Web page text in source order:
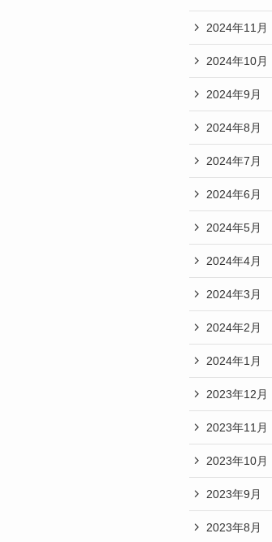
2024年11月
2024年10月
2024年9月
2024年8月
2024年7月
2024年6月
2024年5月
2024年4月
2024年3月
2024年2月
2024年1月
2023年12月
2023年11月
2023年10月
2023年9月
2023年8月